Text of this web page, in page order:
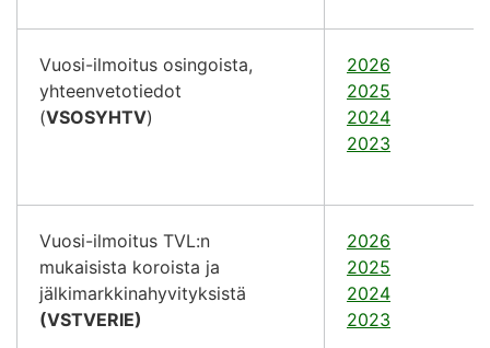
Vuosi-ilmoitus osingoista,
yhteenvetotiedot
(VSOSYHTV)
2026
2025
2024
2023
Vuosi-ilmoitus TVL:n
mukaisista koroista ja
jälkimarkkinahyvityksistä
(VSTVERIE)
2026
2025
2024
2023